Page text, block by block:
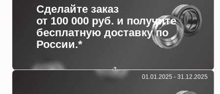
Сделайте заказ
от 100 000 руб. и получите
бесплатную доставку по
России.*
01.01.2025 - 31.12.2025